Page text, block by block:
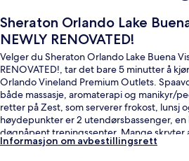
Sheraton Orlando Lake
NEWLY RENOVATED!
Velger du Sheraton Orlando Lake Buena
RENOVATED!, tar det bare 5 minutter å
Orlando Vineland Premium Outlets.
både massasje, aromaterapi og manikyr/
retter på Zest, som serverer frokost, lunsj
høydepunkter er 2 utendørsbassenger,
døgnåpent treningssenter. Mange
og beliggenheten.
Informasjon om avbestillingsrett